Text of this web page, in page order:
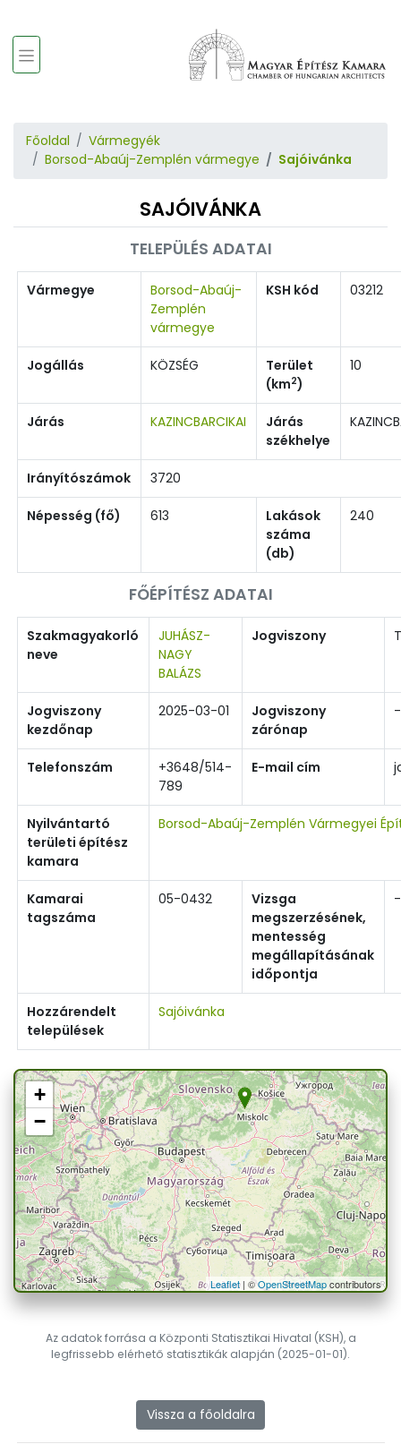
Főoldal
Vármegyék
Borsod-Abaúj-Zemplén vármegye
Sajóivánka
SAJÓIVÁNKA
TELEPÜLÉS ADATAI
Vármegye
Borsod-Abaúj-
Zemplén
vármegye
KSH kód 03212
Jogállás KÖZSÉG
Terület
(km2)
10
Járás KAZINCBARCIKAI
Járás
székhelye
Irányítószámok 3720
Népesség (fő) 613
Lakások
száma
(db)
240
FŐÉPÍTÉSZ ADATAI
Szakmagyakorló
neve
JUHÁSZ-
NAGY
BALÁZS
Jogviszony
Jogviszony
kezdőnap
2025-03-01
Jogviszony
zárónap
-
Telefonszám
+3648/514-
789
E-mail cím
Nyilvántartó
területi építész
kamara
Borsod-Abaúj-Zemplén Vármegyei
Kamarai
tagszáma
05-0432
Vizsga
megszerzésének,
mentesség
megállapításának
időpontja
-
Hozzárendelt
települések
Sajóivánka
+
−
Leaflet| ©OpenStreetMapcontributors
Az adatok forrása a Központi Statisztikai Hivatal (KSH), a
legfrissebb elérhető statisztikák alapján (2025-01-01).
Vissza a főoldalra